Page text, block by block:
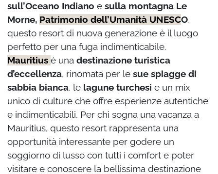
sull’Oceano Indiano e sulla montagna Le
Morne, Patrimonio dell’Umanità UNESCO,
questo resort di nuova generazione è il luogo
perfetto per una fuga indimenticabile.
Mauritius è una destinazione turistica
d’eccellenza, rinomata per le sue spiagge di
sabbia bianca, le lagune turchesi e un mix
unico di culture che offre esperienze autentiche
e indimenticabili. Per chi sogna una vacanza a
Mauritius, questo resort rappresenta una
opportunità interessante per godere un
soggiorno di lusso con tutti i comfort e poter
visitare e conoscere la bellissima destinazione